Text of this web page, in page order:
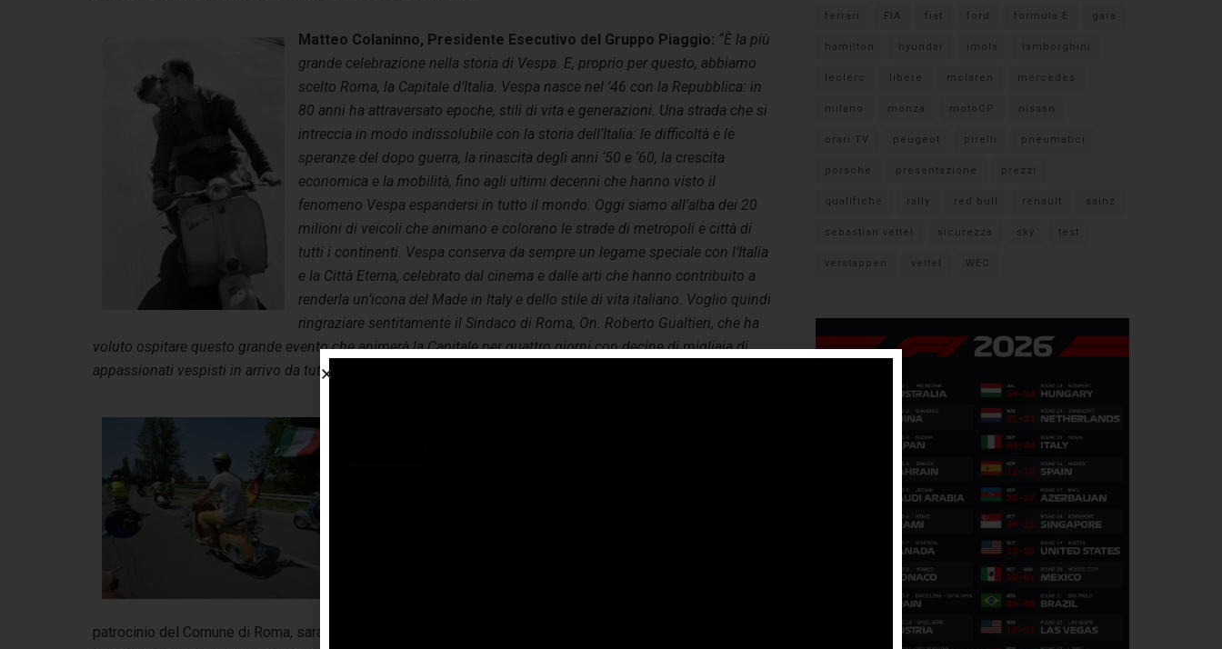
Matteo Colaninno, Presidente Esecutivo del Gruppo Piaggio: “È la più
grande celebrazione nella storia di Vespa. E, proprio per questo, abbiamo
scelto Roma, la Capitale d’Italia. Vespa nasce nel ’46 con la Repubblica: in
80 anni ha attraversato epoche, stili di vita e generazioni. Una strada che si
intreccia in modo indissolubile con la storia dell’Italia: le difficoltà e le
speranze del dopo guerra, la rinascita degli anni ‘50 e ‘60, la crescita
economica e la mobilità, fino agli ultimi decenni che hanno visto il
fenomeno Vespa espandersi in tutto il mondo . Oggi siamo all’alba dei 20
milioni di veicoli che animano e colorano le strade di metropoli e città di
tutti i continenti. Vespa conserva da sempre un legame speciale con l’Italia
e la Città Eterna, celebrato dal cinema e dalle arti che hanno contribuito a
renderla un’icona del Made in Italy e dello stile di vita italiano. Voglio quindi
ringraziare sentitamente il Sindaco di Roma, On. Roberto Gualtieri, che ha
voluto ospitare questo grande evento che animerà la Capitale per quattro giorni con decine di migliaia di
appassionati vespisti in arrivo da tutto il mondo.”
patrocinio del Comune di Roma, saranno quattro giornate aperte a tutti – perché Vespa è patrimonio di tutti
ferrari FIA fiat ford formula E gara
hamilton hyundai imola lamborghini
leclerc libere mclaren mercedes
milano monza motoGP nissan
orari TV peugeot pirelli pneumatici
porsche presentazione prezzi
qualifiche rally red bull renault sainz
sebastian vettel sicurezza sky test
verstappen vettel WEC